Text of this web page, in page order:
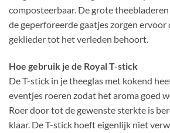
composteerbaar. De grote
de geperforeerde gaatjes zorgen ervoor
geklieder tot het verleden behoort.
Hoe gebruik je de Royal T-stick
De T-stick in je theeglas met kokend
eventjes roeren zodat het aroma goed
Roer door tot de gewenste sterkte is
klaar. De T-stick hoeft eigenlijk niet